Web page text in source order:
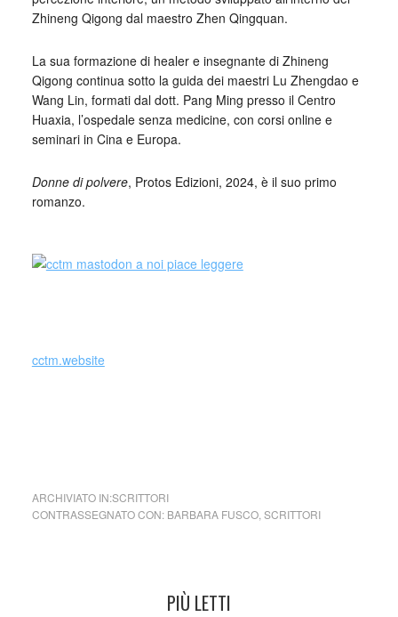
Zhineng Qigong dal maestro Zhen Qingquan.
La sua formazione di healer e insegnante di Zhineng
Qigong continua sotto la guida dei maestri Lu Zhengdao e
Wang Lin, formati dal dott. Pang Ming presso il Centro
Huaxia, l’ospedale senza medicine, con corsi online e
seminari in Cina e Europa.
Donne di polvere, Protos Edizioni, 2024, è il suo primo
romanzo.
cctm.website
ARCHIVIATO IN:SCRITTORI
CONTRASSEGNATO CON: BARBARA FUSCO, SCRITTORI
PIÙ LETTI